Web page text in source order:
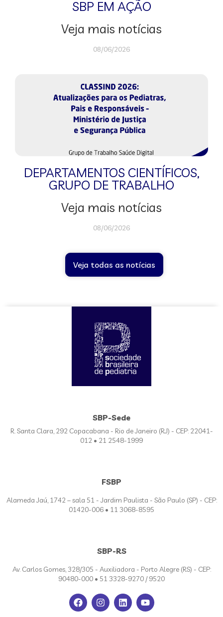
SBP EM AÇÃO
Veja mais notícias
08/06/2026
DEPARTAMENTOS CIENTÍFICOS,
GRUPO DE TRABALHO
Veja mais notícias
08/06/2026
Veja todas as notícias
SBP-Sede
R. Santa Clara, 292 Copacabana - Rio de Janeiro (RJ) - CEP: 22041-
012 • 21 2548-1999
FSBP
Alameda Jaú, 1742 – sala 51 - Jardim Paulista - São Paulo (SP) - CEP:
01420-006 • 11 3068-8595
SBP-RS
Av. Carlos Gomes, 328/305 - Auxiliadora - Porto Alegre (RS) - CEP:
90480-000 • 51 3328-9270 / 9520